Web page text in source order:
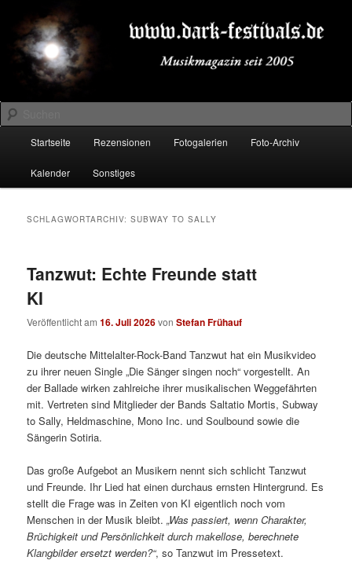
primären
Inhalt
springen
sekundären
Inhalt
springenDARK-FESTIVALS.DE
Suchen
Startseite Rezensionen Fotogalerien Foto-Archiv
Kalender Sonstiges
SCHLAGWORTARCHIV:SUBWAY TO SALLY
Tanzwut: Echte Freunde statt
KI
Veröffentlicht am16. Juli 2026vonStefan Frühauf
Die deutsche Mittelalter-Rock-Band Tanzwut hat ein Musikvideo
zu ihrer neuen Single „Die Sänger singen noch“ vorgestellt. An
der Ballade wirken zahlreiche ihrer musikalischen Weggefährten
mit. Vertreten sind Mitglieder der Bands Saltatio Mortis, Subway
to Sally, Heldmaschine, Mono Inc. und Soulbound sowie die
Sängerin Sotiria.
Das große Aufgebot an Musikern nennt sich schlicht Tanzwut
und Freunde. Ihr Lied hat einen durchaus ernsten Hintergrund. Es
stellt die Frage was in Zeiten von KI eigentlich noch vom
Menschen in der Musik bleibt.„Was passiert, wenn Charakter,
Brüchigkeit und Persönlichkeit durch makellose, berechnete
Klangbilder ersetzt werden?“, so Tanzwut im Pressetext.